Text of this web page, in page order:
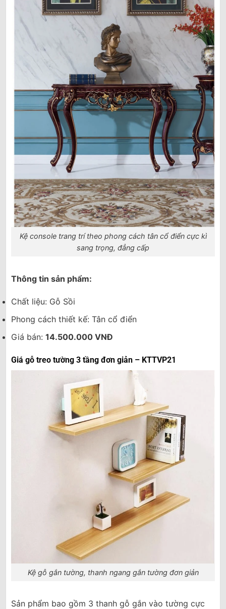
Kệ console trang trí theo phong cách tân cổ điển cực kì
sang trọng, đẳng cấp
Thông tin sản phẩm:
Chất liệu: Gỗ Sồi
Phong cách thiết kế: Tân cổ điển
Giá bán: 14.500.000 VNĐ
Giá gỗ treo tường 3 tầng đơn giản – KTTVP21
Kệ gỗ gắn tường, thanh ngang gắn tường đơn giản
Sản phẩm bao gồm 3 thanh gỗ gắn vào tường cực